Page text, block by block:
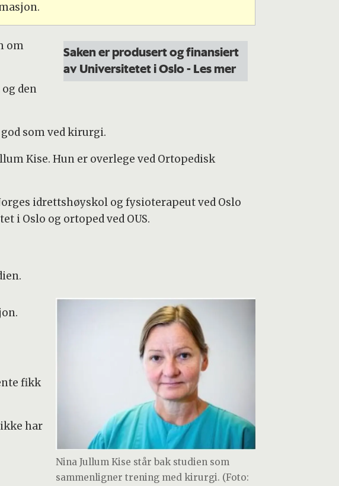
Saken er produsert og finansiert
av Universitetet i Oslo- Les mer
om
den
som ved kirurgi.
Kise. Hun er overlege ved Ortopedisk
idrettshøyskol og fysioterapeut ved Oslo
i Oslo og ortoped ved OUS.
Nina Jullum Kise står bak studien som
sammenligner trening med kirurgi. (Foto:
fikk
har